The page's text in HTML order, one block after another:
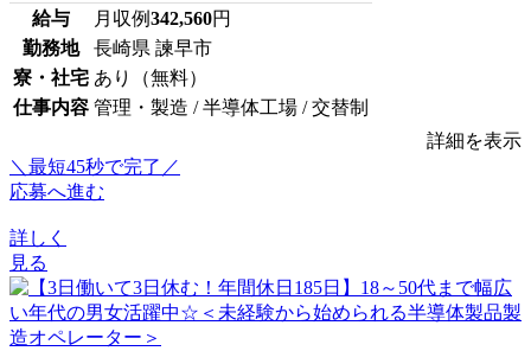
給与 月収例342,560円
勤務地
長崎県 諫早市
寮・社宅 あり（無料）
仕事内容 管理・製造 / 半導体工場 / 交替制
詳細を表示
＼最短45秒で完了／
応募へ進む
詳しく
見る